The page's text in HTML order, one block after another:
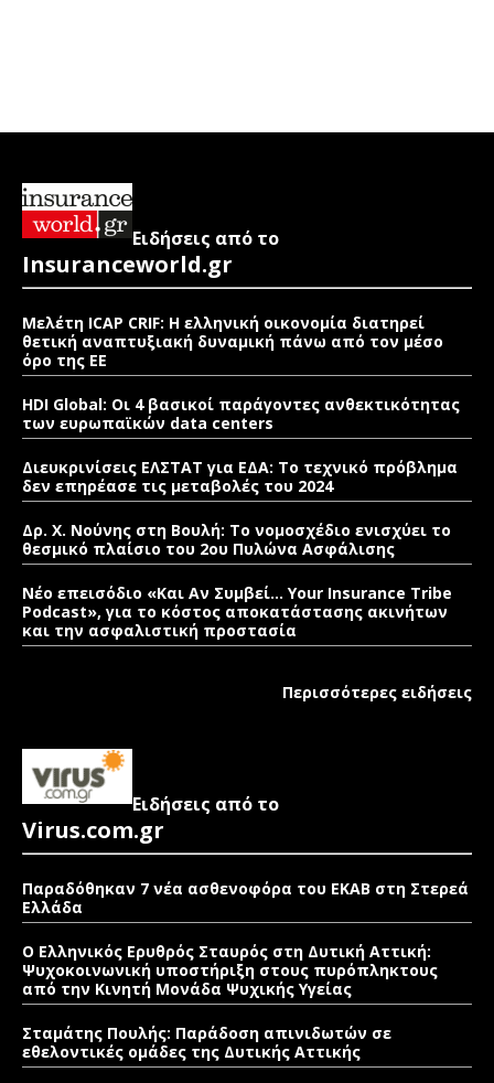
Ειδήσεις από το
Insuranceworld.gr
Μελέτη ICAP CRIF: Η ελληνική οικονομία διατηρεί
θετική αναπτυξιακή δυναμική πάνω από τον μέσο
όρο της ΕΕ
HDI Global: Οι 4 βασικοί παράγοντες ανθεκτικότητας
των ευρωπαϊκών data centers
Διευκρινίσεις ΕΛΣΤΑΤ για ΕΔΑ: Το τεχνικό πρόβλημα
δεν επηρέασε τις μεταβολές του 2024
Δρ. Χ. Νούνης στη Βουλή: Το νομοσχέδιο ενισχύει το
θεσμικό πλαίσιο του 2ου Πυλώνα Ασφάλισης
Νέο επεισόδιο «Και Αν Συμβεί… Your Insurance Tribe
Podcast», για το κόστος αποκατάστασης ακινήτων
και την ασφαλιστική προστασία
Περισσότερες ειδήσεις
Ειδήσεις από το
Virus.com.gr
Παραδόθηκαν 7 νέα ασθενοφόρα του ΕΚΑΒ στη Στερεά
Ελλάδα
Ο Ελληνικός Ερυθρός Σταυρός στη Δυτική Αττική:
Ψυχοκοινωνική υποστήριξη στους πυρόπληκτους
από την Κινητή Μονάδα Ψυχικής Υγείας
Σταμάτης Πουλής: Παράδοση απινιδωτών σε
εθελοντικές ομάδες της Δυτικής Αττικής